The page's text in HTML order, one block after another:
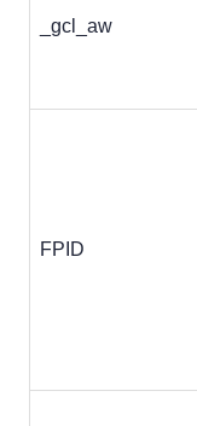
_gcl_aw
FPID